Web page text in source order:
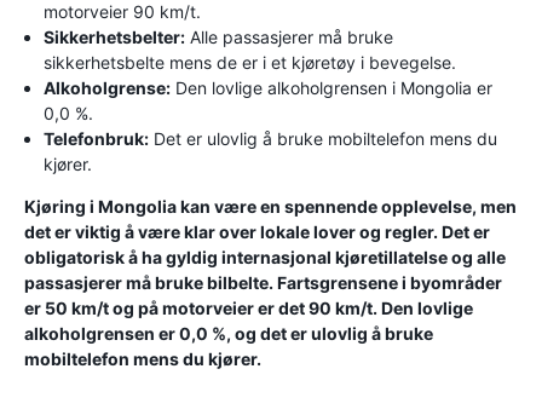
motorveier 90 km/t.
Sikkerhetsbelter: Alle passasjerer må bruke
sikkerhetsbelte mens de er i et kjøretøy i bevegelse.
Alkoholgrense: Den lovlige alkoholgrensen i Mongolia er
0,0 %.
Telefonbruk: Det er ulovlig å bruke mobiltelefon mens du
kjører.
Kjøring i Mongolia kan være en spennende opplevelse, men
det er viktig å være klar over lokale lover og regler. Det er
obligatorisk å ha gyldig internasjonal kjøretillatelse og alle
passasjerer må bruke bilbelte. Fartsgrensene i byområder
er 50 km/t og på motorveier er det 90 km/t. Den lovlige
alkoholgrensen er 0,0 %, og det er ulovlig å bruke
mobiltelefon mens du kjører.